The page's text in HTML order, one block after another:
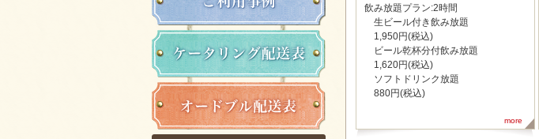
飲み放題プラン:2時間
生ビール付き飲み放題
1,950円(税込)
ビール乾杯分付飲み放題
1,620円(税込)
ソフトドリンク放題
880円(税込)
more